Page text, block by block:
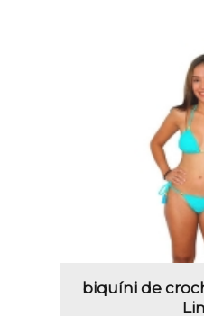
biquíni de